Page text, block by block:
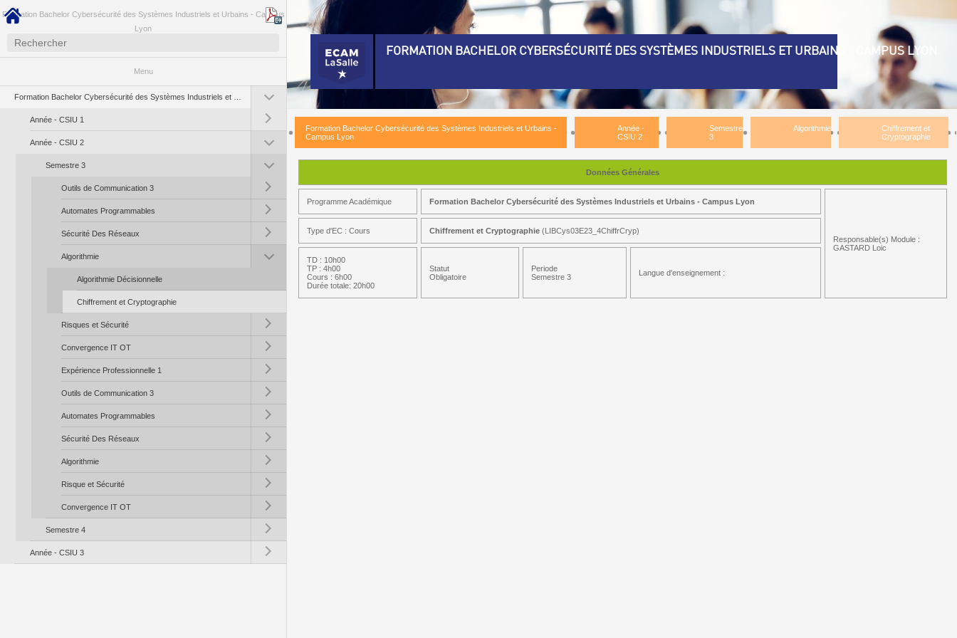
Formation Bachelor Cybersécurité des Systèmes Industriels et Urbains - Campus
Lyon
Menu
Toggle submenu (Formation Bachelor Cybersécurité des Systèmes Industriels et Urbains - Campus Lyon)
Toggle submenu (Année - CSIU 1)
Année - CSIU 1
Toggle submenu (Année - CSIU 2)
Année - CSIU 2
Toggle submenu (Semestre 3)
Semestre 3
Toggle submenu (Outils de Communication 3)
Outils de Communication 3
Toggle submenu (Automates Programmables)
Automates Programmables
Toggle submenu (Sécurité Des Réseaux)
Sécurité Des Réseaux
Toggle submenu (Algorithmie)
Algorithmie
Algorithmie Décisionnelle
Chiffrement et Cryptographie
Toggle submenu (Risques et Sécurité)
Risques et Sécurité
Toggle submenu (Convergence IT OT)
Convergence IT OT
Toggle submenu (Expérience Professionnelle 1)
Expérience Professionnelle 1
Toggle submenu (Outils de Communication 3)
Outils de Communication 3
Toggle submenu (Automates Programmables)
Automates Programmables
Toggle submenu (Sécurité Des Réseaux)
Sécurité Des Réseaux
Toggle submenu (Algorithmie)
Algorithmie
Toggle submenu (Risque et Sécurité)
Risque et Sécurité
Toggle submenu (Convergence IT OT)
Convergence IT OT
Toggle submenu (Semestre 4)
Semestre 4
Toggle submenu (Année - CSIU 3)
Année - CSIU 3
FORMATION BACHELOR CYBERSÉCURITÉ DES SYSTÈMES INDUSTRIELS ET URBAINS - CAMPUS LYON
Formation Bachelor Cybersécurité des Systèmes Industriels et Urbains -
Campus Lyon
Année -
CSIU 2
Semestre
3
Algorithmie
Chiffrement et
Cryptographie
Données Générales
Programme Académique Formation Bachelor Cybersécurité des Systèmes Industriels et Urbains - Campus Lyon
Responsable(s) Module :
GASTARD Loic
Type d'EC : Cours Chiffrement et Cryptographie (LIBCys03E23_4ChiffrCryp)
TD : 10h00
TP : 4h00
Cours : 6h00
Durée totale: 20h00
Statut
Obligatoire
Periode
Semestre 3
Langue d'enseignement :